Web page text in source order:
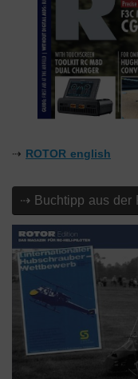
⇢ ROTOR english
⇢ Buchtipp aus der